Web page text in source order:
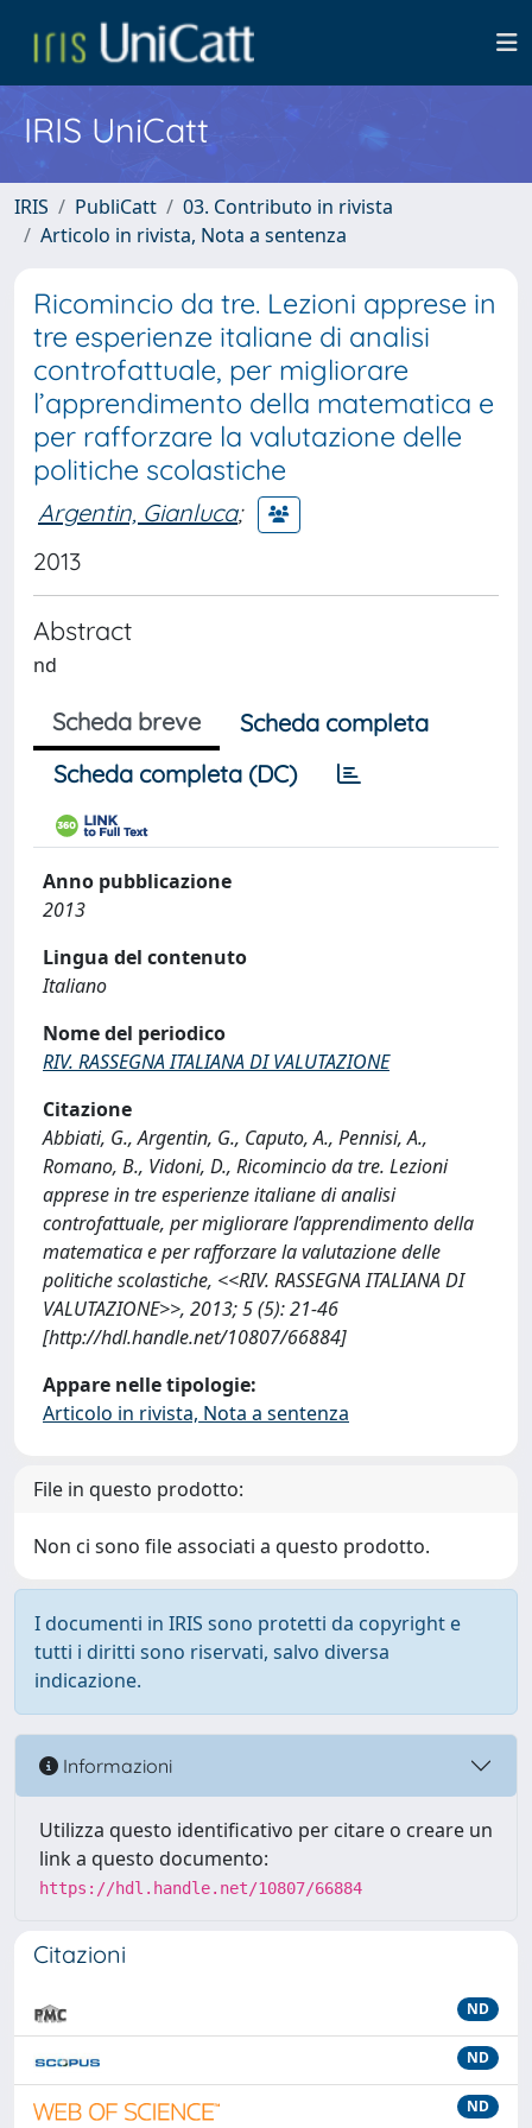
IRIS UniCatt
IRIS PubliCatt
03. Contributo in rivista
Articolo in rivista, Nota a sentenza
Ricomincio da tre. Lezioni apprese in
tre esperienze italiane di analisi
controfattuale, per migliorare
l’apprendimento della matematica e
per rafforzare la valutazione delle
politiche scolastiche
Argentin, Gianluca;
2013
Abstract
nd
Scheda breve
Scheda completa
Scheda completa (DC)
Anno pubblicazione
2013
Lingua del contenuto
Italiano
Nome del periodico
RIV. RASSEGNA ITALIANA DI VALUTAZIONE
Citazione
Abbiati, G., Argentin, G., Caputo, A., Pennisi, A.,
Romano, B., Vidoni, D., Ricomincio da tre. Lezioni
apprese in tre esperienze italiane di analisi
controfattuale, per migliorare l’apprendimento della
matematica e per rafforzare la valutazione delle
politiche scolastiche, <<RIV. RASSEGNA ITALIANA DI
VALUTAZIONE>>, 2013; 5 (5): 21-46
[http://hdl.handle.net/10807/66884]
Appare nelle tipologie:
Articolo in rivista, Nota a sentenza
File in questo prodotto:
Non ci sono file associati a questo prodotto.
I documenti in IRIS sono protetti da copyright e
tutti i diritti sono riservati, salvo diversa
indicazione.
Informazioni
Utilizza questo identificativo per citare o creare un
link a questo documento:
https://hdl.handle.net/10807/66884
Citazioni
ND
ND
ND